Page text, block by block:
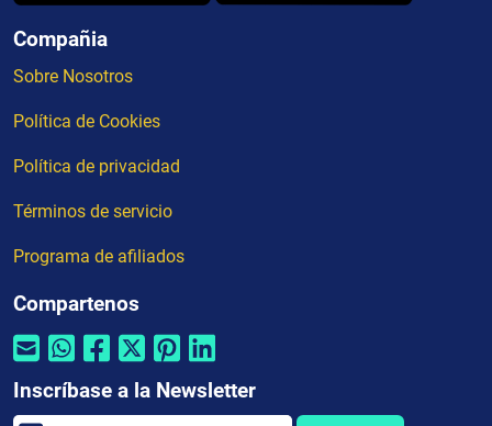
Compañia
Sobre Nosotros
Política de Cookies
Política de privacidad
Términos de servicio
Programa de afiliados
Compartenos
Inscríbase a la Newsletter